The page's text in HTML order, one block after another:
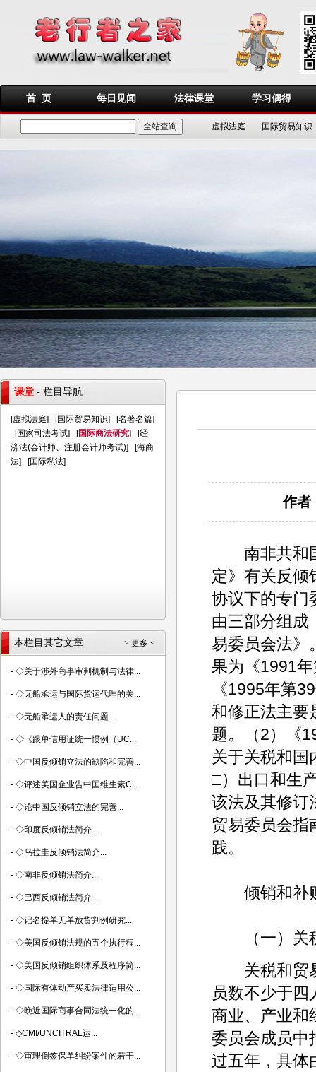
首 页 每日见闻 法律课堂 学习偶得
虚拟法庭 国际贸易知识
作者
南非共和国
定》有关反倾
协议下的专门
由三部分组成
易委员会法》
果为《1991
《1995年第
和修正法主要
题。（2）《
关于关税和国
□）出口和生
该法及其修订
贸易委员会指
践。
倾销和补贴
（一）关
关税和贸易
员数不少于
商业、产业和
委员会成员中
过五年，具体
课堂 - 栏目导航
[虚拟法庭] [国际贸易知识] [名著名篇]
[国家司法考试] [国际商法研究] [经
济法(会计师、注册会计师考试)] [海商
法] [国际私法]
> 更多 <
本栏目其它文章
- ◇关于涉外商事审判机制与法律...
- ◇无船承运与国际货运代理的关...
- ◇无船承运人的责任问题...
- ◇《跟单信用证统一惯例（UC...
- ◇中国反倾销立法的缺陷和完善...
- ◇评述美国企业告中国维生素C...
- ◇论中国反倾销立法的完善...
- ◇印度反倾销法简介...
- ◇乌拉圭反倾销法简介...
- ◇南非反倾销法简介...
- ◇巴西反倾销法简介...
- ◇记名提单无单放货判例研究...
- ◇美国反倾销法规的五个执行程...
- ◇美国反倾销组织体系及程序简...
- ◇国际有体动产买卖法律适用公...
- ◇晚近国际商事合同法统一化的...
- ◇CMI/UNCITRAL运...
- ◇审理倒签保单纠纷案件的若干...